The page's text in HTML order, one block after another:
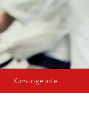
Kursangebote